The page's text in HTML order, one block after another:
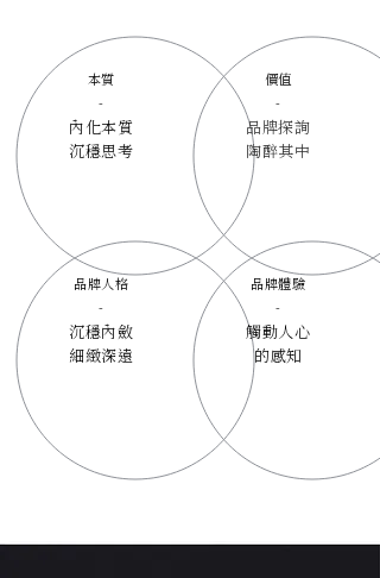
本質
-
內化本質
沉穩思考
價值
-
品牌探詢
陶醉其中
品牌人格
-
沉穩內斂
細緻深遠
品牌體驗
-
觸動人心
的感知